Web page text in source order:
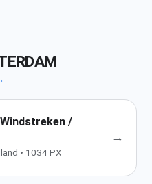
/
• 1034 PX
→